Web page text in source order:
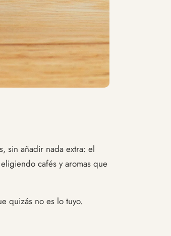
sin añadir nada extra: el
cafés y aromas que
quizás no es lo tuyo.